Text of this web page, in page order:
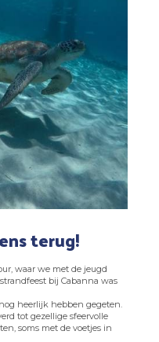
terug!
waar we met de jeugd
bij Cabanna was
heerlijk hebben gegeten.
tot gezellige sfeervolle
soms met de voetjes in